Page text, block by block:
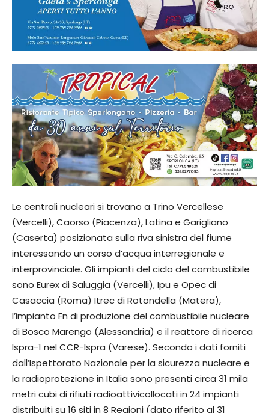
Le centrali nucleari si trovano a Trino Vercellese
(Vercelli), Caorso (Piacenza), Latina e Garigliano
(Caserta) posizionata sulla riva sinistra del fiume
interessando un corso d’acqua interregionale e
interprovinciale. Gli impianti del ciclo del combustibile
sono Eurex di Saluggia (Vercelli), Ipu e Opec di
Casaccia (Roma) Itrec di Rotondella (Matera),
l’impianto Fn di produzione del combustibile nucleare
di Bosco Marengo (Alessandria) e il reattore di ricerca
Ispra-1 nel CCR-Ispra (Varese). Secondo i dati forniti
dall’Ispettorato Nazionale per la sicurezza nucleare e
la radioprotezione in Italia sono presenti circa 31 mila
metri cubi di rifiuti radioattivicollocati in 24 impianti
distribuiti su 16 siti in 8 Regioni (dato riferito al 31